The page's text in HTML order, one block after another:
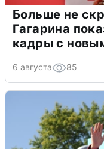
Больше не
Гагарина
кадры с
6 августа 85